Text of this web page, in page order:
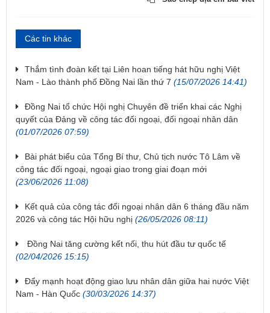
Các tin khác
Thắm tình đoàn kết tại Liên hoan tiếng hát hữu nghị Việt
Nam - Lào thành phố Đồng Nai lần thứ 7 (15/07/2026 14:41)
Đồng Nai tổ chức Hội nghị Chuyên đề triển khai các Nghị
quyết của Đảng về công tác đối ngoại, đối ngoại nhân dân
(01/07/2026 07:59)
Bài phát biểu của Tổng Bí thư, Chủ tịch nước Tô Lâm về
công tác đối ngoại, ngoại giao trong giai đoạn mới
(23/06/2026 11:08)
Kết quả của công tác đối ngoại nhân dân 6 tháng đầu năm
2026 và công tác Hội hữu nghị (26/05/2026 08:11)
Đồng Nai tăng cường kết nối, thu hút đầu tư quốc tế
(02/04/2026 15:15)
Đẩy mạnh hoạt động giao lưu nhân dân giữa hai nước Việt
Nam - Hàn Quốc (30/03/2026 14:37)